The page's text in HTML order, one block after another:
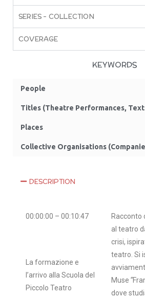
SERIES – COLLECTION
COVERAGE
KEYWORDS
People
Titles (Theatre Performances,
Places
Collective Organisations
DESCRIPTION
00:00:00 – 00:10:47
La formazione e
l’arrivo alla Scuola del
Piccolo Teatro
Racconto
al teatro
crisi,
teatro. Si
Muse “
dove